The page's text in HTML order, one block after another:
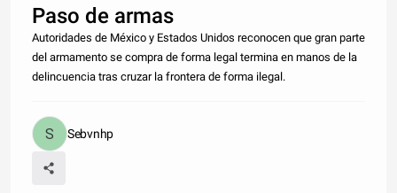
Paso de armas
Autoridades de México y Estados Unidos reconocen que gran parte
del armamento se compra de forma legal termina en manos de la
delincuencia tras cruzar la frontera de forma ilegal.
Sebvnhp